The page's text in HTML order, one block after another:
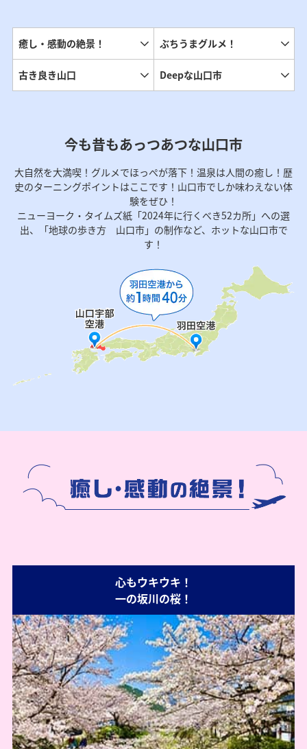
癒し・感動の絶景！ ぶちうまグルメ！
古き良き山口 Deepな山口市
今も昔もあっつあつな山口市
大自然を大満喫！グルメでほっぺが落下！温泉は人間の癒し！歴
史のターニングポイントはここです！山口市でしか味わえない体
験をぜひ！
ニューヨーク・タイムズ紙「2024年に行くべき52カ所」への選
出、「地球の歩き方 山口市」の制作など、ホットな山口市で
す！
心もウキウキ！
一の坂川の桜！